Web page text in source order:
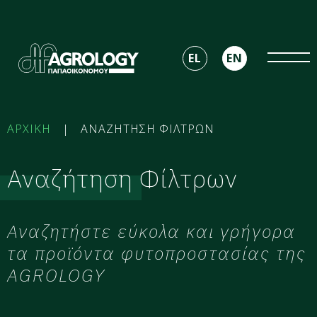
EL EN
ΑΡΧΙΚΗ | ΑΝΑΖΗΤΗΣΗ ΦΙΛΤΡΩΝ
Αναζήτηση Φίλτρων
Αναζητήστε εύκολα και γρήγορα
τα προϊόντα φυτοπροστασίας της
AGROLOGY